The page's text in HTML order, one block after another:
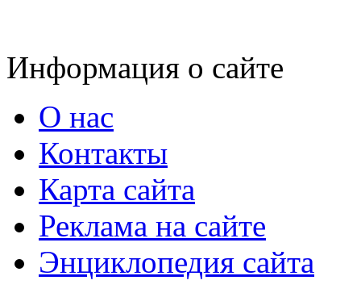
Информация о сайте
О нас
Контакты
Карта сайта
Реклама на сайте
Энциклопедия сайта